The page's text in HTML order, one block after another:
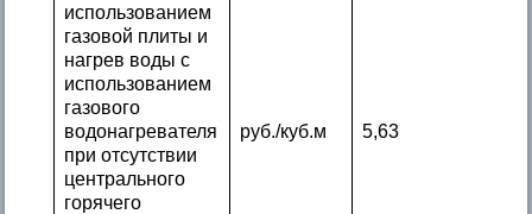
использованием
газовой плиты и
нагрев воды с
использованием
газового
водонагревателя
при отсутствии
центрального
горячего
руб./куб.м 5,63